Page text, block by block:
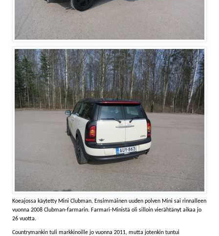
Koeajossa käytetty Mini Clubman. Ensimmäinen uuden polven Mini sai rinnalleen
vuonna 2008 Clubman-farmarin. Farmari-Ministä oli silloin vierähtänyt aikaa jo
26 vuotta.
Countrymankin tuli markkinoille jo vuonna 2011, mutta jotenkin tuntui